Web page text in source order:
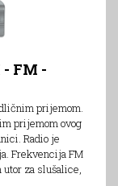
FM -
prijemom.
prijemom ovog
Radio je
Frekvencija FM
utor za slušalice,